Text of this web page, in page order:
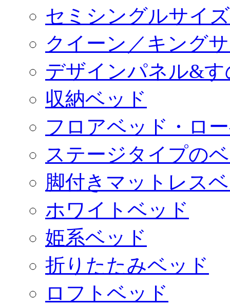
セミシングルサイ
クイーン／キング
デザインパネル&
収納ベッド
フロアベッド・ロ
ステージタイプの
脚付きマットレス
ホワイトベッド
姫系ベッド
折りたたみベッド
ロフトベッド